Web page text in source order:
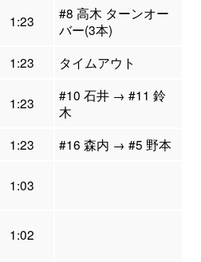
1:23
#8 高木 ターンオー
バー(3本)
1:23
タイムアウト
1:23
#10 石井 → #11 鈴
木
1:23
#16 森内 → #5 野本
1:03
1:02